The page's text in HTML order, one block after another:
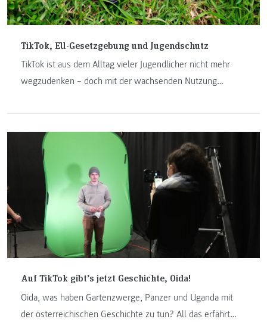
TikTok, EU-Gesetzgebung und Jugendschutz
TikTok ist aus dem Alltag vieler Jugendlicher nicht mehr
wegzudenken – doch mit der wachsenden Nutzung
und Jugendliche besser zu schützen. Christina Danner,
IRM-Studierende an der FH JOANNEUM, analysiert, wie
wirksam diese Regelungen sind – und wo TikTok in der
Praxis deutliche Schwächen zeigt.
Auf TikTok gibt’s jetzt Geschichte, Oida!
Oida, was haben Gartenzwerge, Panzer und Uganda mit
der österreichischen Geschichte zu tun? All das erfährt